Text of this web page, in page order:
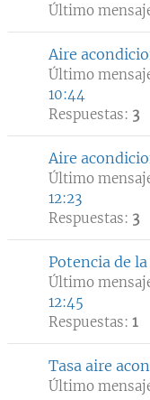
Último
Aire
Último
10:44
Respuestas: 3
Aire
Último
12:23
Respuestas: 3
Potencia de
Último
12:45
Respuestas: 1
Tasa aire
Último